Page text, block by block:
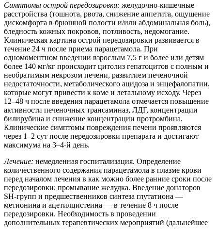
Симптомы острой передозировки: желудочно-кишечные
расстройства (тошнота, рвота, снижение аппетита, ощущение
дискомфорта в брюшной полости и/или абдоминальная боль),
бледность кожных покровов, потливость, недомогание.
Клиническая картина острой передозировки развивается в
течение 24 ч после приема парацетамола. При
одномоментном введении взрослым 7,5 г и более или детям
более 140 мг/кг происходит цитолиз гепатоцитов с полным и
необратимым некрозом печени, развитием печеночной
недостаточности, метаболического ацидоза и энцефалопатии,
которые могут привести к коме и летальному исходу. Через
12–48 ч после введения парацетамола отмечается повышение
активности печеночных трансаминаз, ЛДГ, концентрации
билирубина и снижение концентрации протромбина.
Клинические симптомы повреждения печени проявляются
через 1–2 сут после передозировки препарата и достигают
максимума на 3–4-й день.
Лечение: немедленная госпитализация. Определение
количественного содержания парацетамола в плазме крови
перед началом лечения в как можно более ранние сроки после
передозировки; промывание желудка. Введение донаторов
SH-групп и предшественников синтеза глутатиона —
метионина и ацетилцистеина — в течение 8 ч после
передозировки. Необходимость в проведении
дополнительных терапевтических мероприятий (дальнейшее